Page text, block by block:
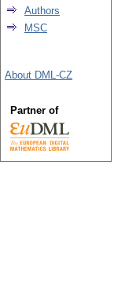
Authors
MSC
About DML-CZ
Partner of